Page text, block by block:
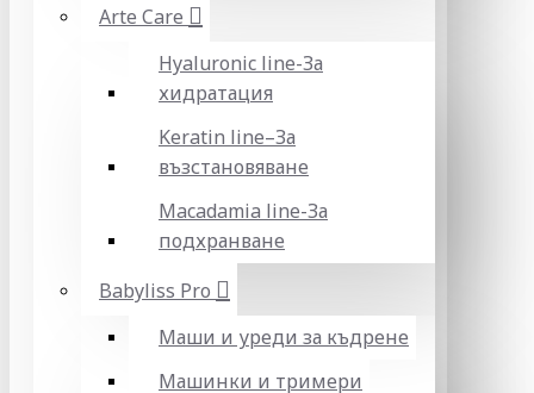
Arte Care
Hyaluronic line-За
хидратация
Keratin line–За
възстановяване
Macadamia line-За
подхранване
Babyliss Pro
Маши и уреди за къдрене
Машинки и тримери